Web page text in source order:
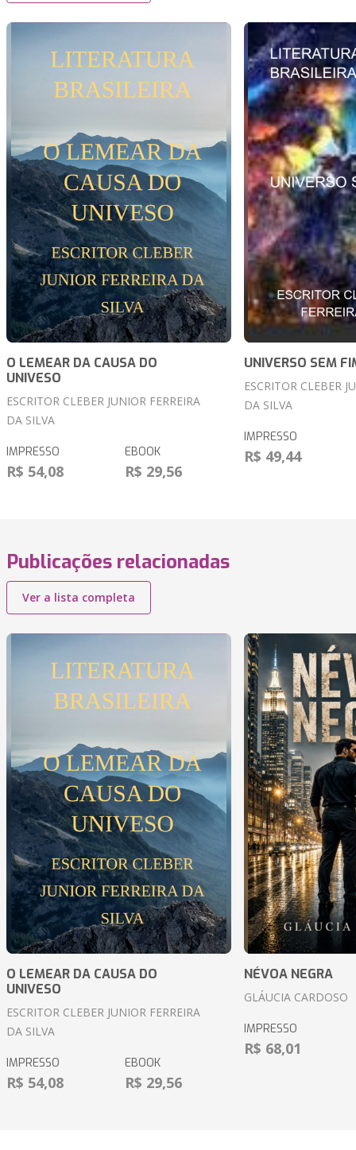
O LEMEAR DA CAUSA DO
UNIVESO
ESCRITOR CLEBER JUNIOR FERREIRA
DA SILVA
IMPRESSO
R$ 54,08
EBOOK
R$ 29,56
UNIVERSO SEM
ESCRITOR CLEBER
DA SILVA
IMPRESSO
R$ 49,44
Publicações relacionadas
Ver a lista completa
O LEMEAR DA CAUSA DO
UNIVESO
ESCRITOR CLEBER JUNIOR FERREIRA
DA SILVA
IMPRESSO
R$ 54,08
EBOOK
R$ 29,56
NÉVOA NEGRA
GLÁUCIA CARDOSO
IMPRESSO
R$ 68,01